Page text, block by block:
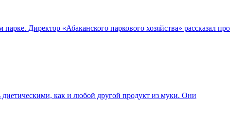
Директор «Абаканского паркового хозяйства» рассказал про
как и любой другой продукт из муки. Они